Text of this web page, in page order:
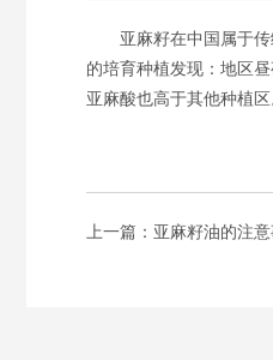
亚麻籽在中国属于传统
的培育种植发现：地区
亚麻酸也高于其他种植区
上一篇：亚麻籽油的注